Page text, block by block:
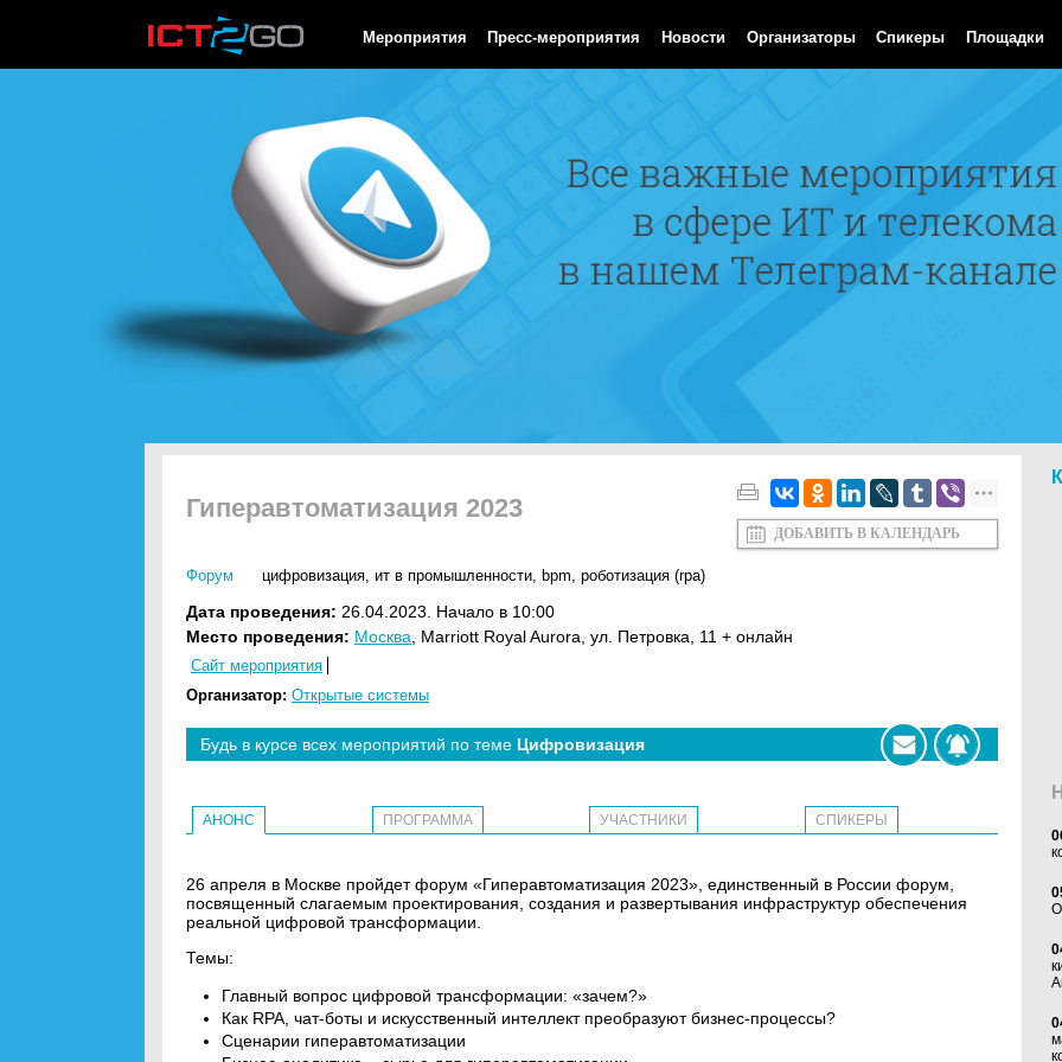
Мероприятия Пресс-мероприятия Новости Организаторы Спикеры Площадки
Гиперавтоматизация 2023
ДОБАВИТЬ В КАЛЕНДАРЬ
Форум цифровизация, ит в промышленности, bpm, роботизация (rpa)
Дата проведения: 26.04.2023. Начало в 10:00
Место проведения: Москва , Marriott Royal Aurora, ул. Петровка, 11 + онлайн
Сайт мероприятия
Организатор: Открытые системы
Будь в курсе всех мероприятий по теме Цифровизация
АНОНС ПРОГРАММА УЧАСТНИКИ СПИКЕРЫ
26 апреля в Москве пройдет форум «Гиперавтоматизация 2023», единственный в России форум,
посвященный слагаемым проектирования, создания и развертывания инфраструктур обеспечения
реальной цифровой трансформации.
Темы:
Главный вопрос цифровой трансформации: «зачем?»
Как RPA, чат-боты и искусственный интеллект преобразуют бизнес-процессы?
Сценарии гиперавтоматизации